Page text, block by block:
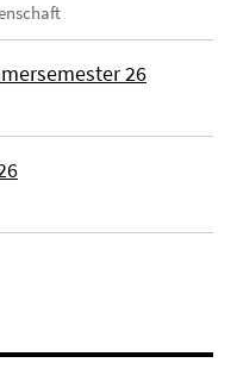
26